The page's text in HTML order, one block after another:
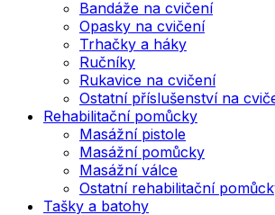
Bandáže na cvičení
Opasky na cvičení
Trhačky a háky
Ručníky
Rukavice na cvičení
Ostatní příslušenství na
Rehabilitační pomůcky
Masážní pistole
Masážní pomůcky
Masážní válce
Ostatní rehabilitační
Tašky a batohy